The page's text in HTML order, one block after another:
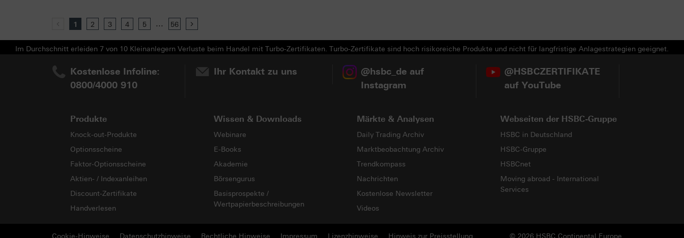
Previous
1 2 3 4 5 ... 56
Im Durchschnitt erleiden 7 von 10 Kleinanlegern Verluste beim Handel mit Turbo-Zertifikaten. Turbo-Zertifikate sind hoch risikoreiche Produkte und nicht für langfristige Anlagestrategien geeignet.
Kostenlose Infoline:
0800/4000 910
Ihr Kontakt zu uns
@hsbc_de auf
Instagram
@HSBCZERTIFIKATE
auf YouTube
Produkte
Knock-out-Produkte
Optionsscheine
Faktor-Optionsscheine
Aktien- / Indexanleihen
Discount-Zertifikate
Handverlesen
Wissen & Downloads
Webinare
E-Books
Akademie
Börsengurus
Basisprospekte /
Wertpapierbeschreibungen
Märkte & Analysen
Daily Trading Archiv
Marktbeobachtung Archiv
Trendkompass
Nachrichten
Kostenlose Newsletter
Videos
Webseiten der HSBC-Gruppe
HSBC in Deutschland
HSBC-Gruppe
HSBCnet
Moving abroad - International
Services
Cookie-Hinweise Datenschutzhinweise Rechtliche Hinweise Impressum Lizenzhinweise © 2026 HSBC Continental Europe
Hinweis zur Preisstellung